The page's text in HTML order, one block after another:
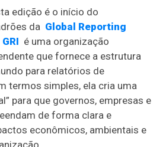
edição é o início do
da Global Reporting
GRI é uma organização
que fornece a estrutura
para relatórios de
termos simples, ela cria uma
para que governos, empresas e
de forma clara e
econômicos, ambientais e